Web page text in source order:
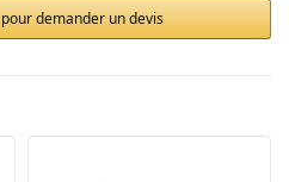
demander un devis